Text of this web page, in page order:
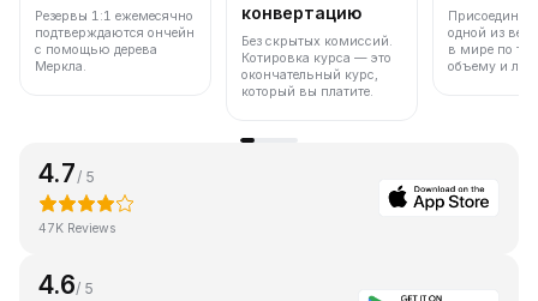
Резервы 1:1 ежемесячно
подтверждаются ончейн
с помощью дерева
Меркла.
конвертацию
Без скрытых комиссий.
Котировка курса — это
окончательный курс,
который вы платите.
одной из
в мире по
объему и
4.7 / 5
47K Reviews
4.6/ 5